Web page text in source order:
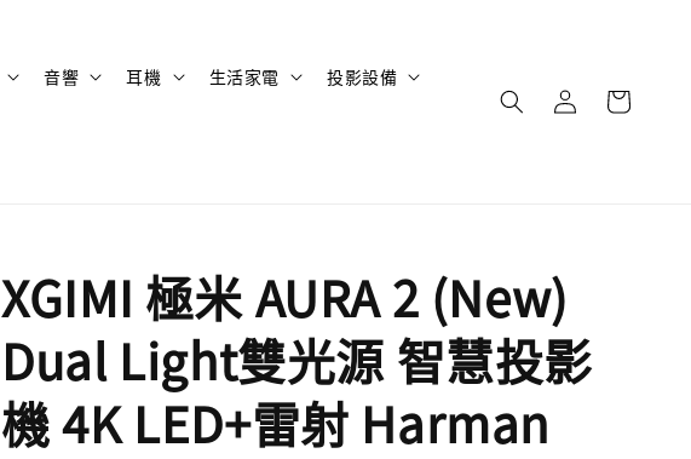
音響 耳機 生活家電 投影設備
XGIMI 極米 AURA 2 (New)
Dual Light雙光源 智慧投影
機 4K LED+雷射 Harman